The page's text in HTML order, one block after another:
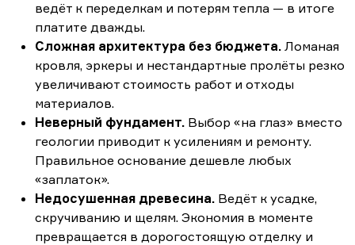
ведёт к переделкам и потерям тепла — в итоге
платите дважды.
Сложная архитектура без бюджета. Ломаная
кровля, эркеры и нестандартные пролёты резко
увеличивают стоимость работ и отходы
материалов.
Неверный фундамент. Выбор «на глаз» вместо
геологии приводит к усилениям и ремонту.
Правильное основание дешевле любых
«заплаток».
Недосушенная древесина. Ведёт к усадке,
скручиванию и щелям. Экономия в моменте
превращается в дорогостоящую отделку и